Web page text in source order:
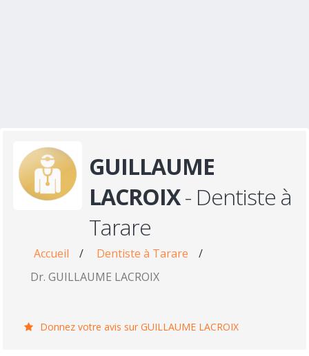
GUILLAUME
LACROIX- Dentiste à
Tarare
Accueil / Dentiste à Tarare
/
Dr. GUILLAUME LACROIX
Donnez votre avis sur GUILLAUME LACROIX